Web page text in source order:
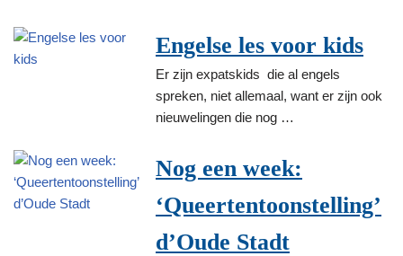
Engelse les voor kids
Er zijn expatskids die al engels
spreken, niet allemaal, want er zijn ook
nieuwelingen die nog …
Nog een week:
‘Queertentoonstelling’
d’Oude Stadt